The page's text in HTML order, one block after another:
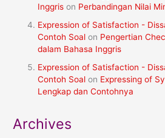
Inggris on Perbandingan Nilai
Expression of Satisfaction -
Contoh Soal on Pengertian
dalam Bahasa Inggris
Expression of Satisfaction -
Contoh Soal on Expressing of
Lengkap dan Contohnya
Archives